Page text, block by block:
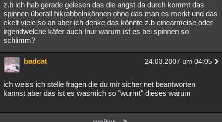
z.b ich hab gerade gelesen das die angst da durch kommt das
spinnen überall hikrabbelnkönnen ohne das man es merkt und das
ekelt viele so an aber ich denke das könnte z.b einearmeise oder
irgendwelche käfer auch !nur warum ist es bei spinnen so
schlimm?
badcat 24.03.2007 um 04:05
ich weiss ich stelle fragen die du mir sicher net beantworten
kannst aber das ist es wasmich so "wurmt" dieses warum